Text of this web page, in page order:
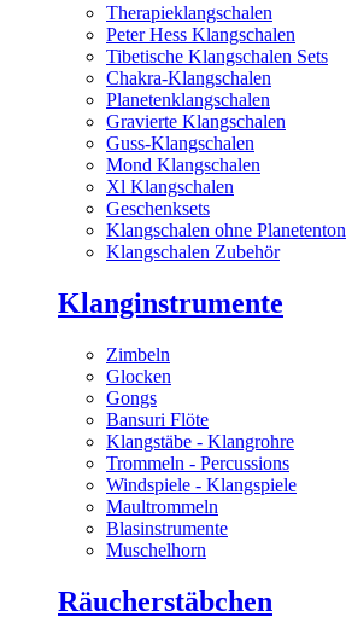
Therapieklangschalen
Peter Hess Klangschalen
Tibetische Klangschalen Sets
Chakra-Klangschalen
Planetenklangschalen
Gravierte Klangschalen
Guss-Klangschalen
Mond Klangschalen
Xl Klangschalen
Geschenksets
Klangschalen ohne Planetenton
Klangschalen Zubehör
Klanginstrumente
Zimbeln
Glocken
Gongs
Bansuri Flöte
Klangstäbe - Klangrohre
Trommeln - Percussions
Windspiele - Klangspiele
Maultrommeln
Blasinstrumente
Muschelhorn
Räucherstäbchen